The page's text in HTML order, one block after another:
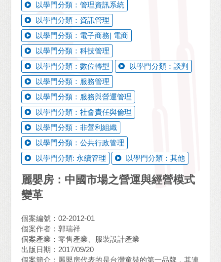
以學門分類：管理資訊系統
以學門分類：資訊管理
以學門分類：電子商務| 電商
以學門分類：科技管理
以學門分類：數位轉型
以學門分類：談判
以學門分類：服務管理
以學門分類：服務與營運管理
以學門分類：社會責任與倫理
以學門分類：非營利組織
以學門分類：公共行政管理
以學門分類: 永續管理
以學門分類：其他
麗嬰房：中國市場之營運與經營模式
變革
個案編號：02-2012-01
個案作者：郭瑞祥
個案產業：零售產業、服裝設計產業
出版日期：2017/09/20
個案簡介：麗嬰房代表的是台灣童裝的第一品牌，其連